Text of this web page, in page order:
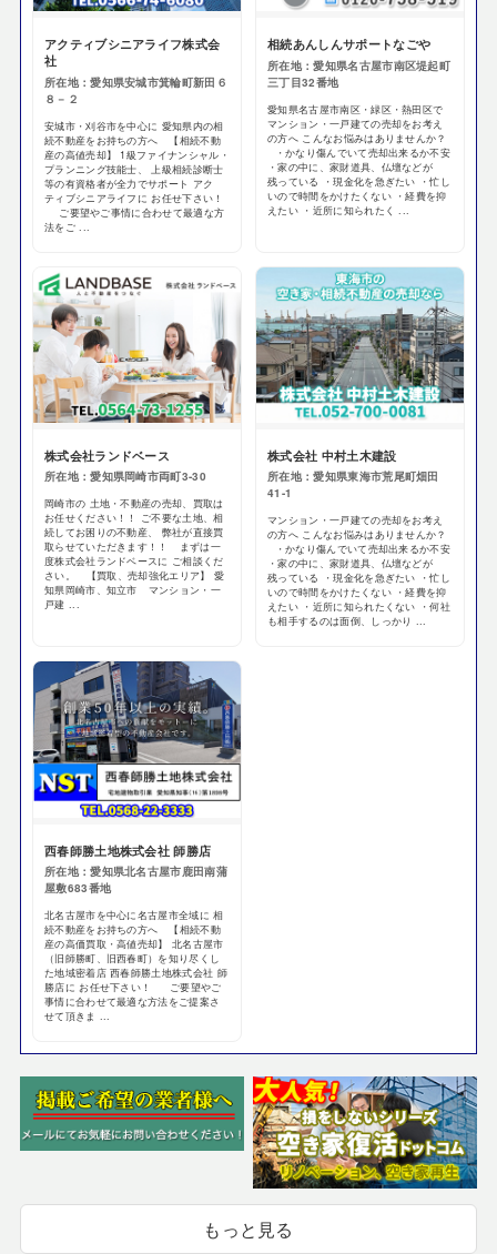
アクティブシニアライフ株式会
社
所在地：愛知県安城市箕輪町新田６
８－２
安城市・刈谷市を中心に 愛知県内の相
続不動産をお持ちの方へ 【相続不動
産の高値売却】 1級ファイナンシャル・
プランニング技能士、 上級相続診断士
等の有資格者が全力でサポート アク
ティブシニアライフに お任せ下さい！
ご要望やご事情に合わせて最適な方
法をご ...
相続あんしんサポートなごや
所在地：愛知県名古屋市南区堤起町
三丁目32番地
愛知県名古屋市南区・緑区・熱田区で
マンション・一戸建ての売却をお考え
の方へ こんなお悩みはありませんか？
・かなり傷んでいて売却出来るか不安
・家の中に、家財道具、仏壇などが
残っている ・現金化を急ぎたい ・忙し
いので時間をかけたくない ・経費を抑
えたい ・近所に知られたく ...
株式会社ランドベース
所在地：愛知県岡崎市両町3-30
岡崎市の 土地・不動産の売却、買取は
お任せください！！ ご不要な土地、相
続してお困りの不動産、 弊社が直接買
取らせていただきます！！ まずは一
度株式会社ランドベースに ご相談くだ
さい。 【買取、売却強化エリア】 愛
知県岡崎市、知立市 マンション・一
戸建 ...
株式会社 中村土木建設
所在地：愛知県東海市荒尾町畑田
41-1
マンション・一戸建ての売却をお考え
の方へ こんなお悩みはありませんか？
・かなり傷んでいて売却出来るか不安
・家の中に、家財道具、仏壇などが
残っている ・現金化を急ぎたい ・忙し
いので時間をかけたくない ・経費を抑
えたい ・近所に知られたくない ・何社
も相手するのは面倒、しっかり ...
西春師勝土地株式会社 師勝店
所在地：愛知県北名古屋市鹿田南蒲
屋敷683番地
北名古屋市を中心に名古屋市全域に 相
続不動産をお持ちの方へ 【相続不動
産の高価買取・高値売却】 北名古屋市
（旧師勝町、旧西春町）を知り尽くし
た地域密着店 西春師勝土地株式会社 師
勝店に お任せ下さい！ ご要望やご
事情に合わせて最適な方法をご提案さ
せて頂きま ...
もっと見る